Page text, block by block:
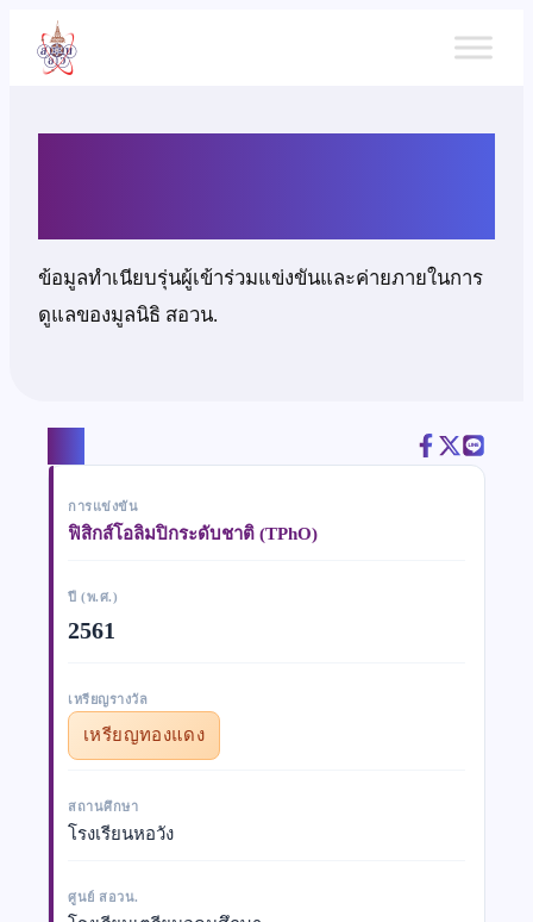
เนื้อหา
ข้อมูลทำเนียบรุ่นผู้เข้าร่วมแข่งขันและค่ายภายในการ
ดูแลของมูลนิธิ สอวน.
การแข่งขัน
ฟิสิกส์โอลิมปิกระดับชาติ (TPhO)
ปี (พ.ศ.)
2561
เหรียญรางวัล
เหรียญทองแดง
สถานศึกษา
โรงเรียนหอวัง
ศูนย์ สอวน.